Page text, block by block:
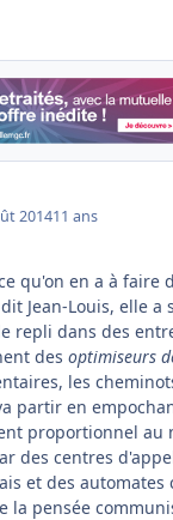
201411 ans
qu'on en a à faire
Jean-Louis, elle
repli dans des
des optimiseurs
les
partir en
proportionnel au
des centres
et des automates
la pensée